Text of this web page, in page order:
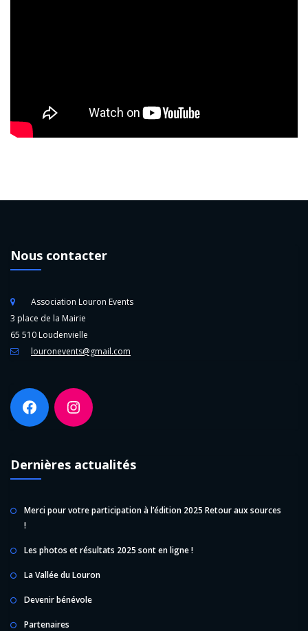
Nous contacter
Association Louron Events
3 place de la Mairie
65 510 Loudenvielle
louronevents@gmail.com
Dernières actualités
Merci pour votre participation à l’édition 2025 Retour aux sources
!
Les photos et résultats 2025 sont en ligne !
La Vallée du Louron
Devenir bénévole
Partenaires